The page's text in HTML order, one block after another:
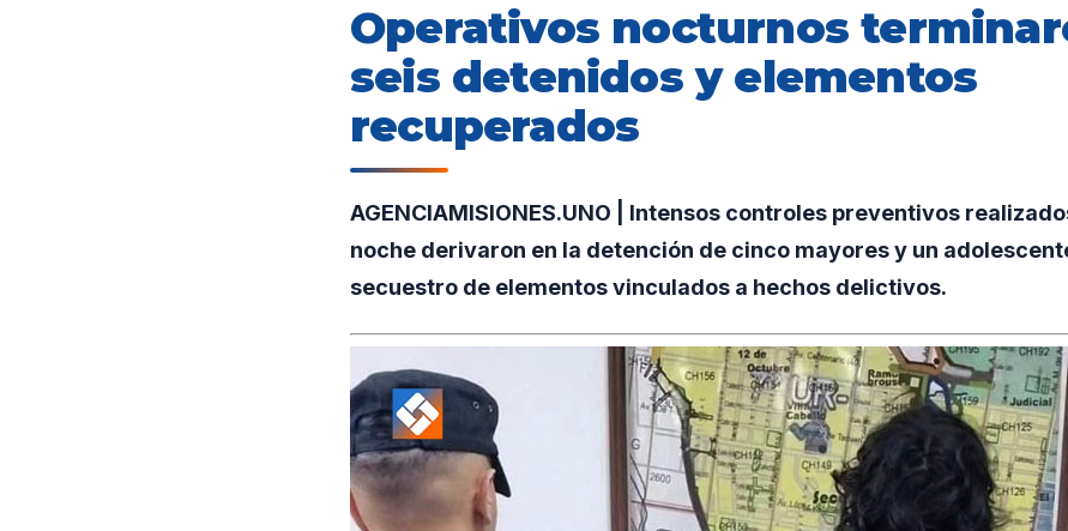
Operativos nocturnos
seis detenidos y elementos
recuperados
AGENCIAMISIONES.UNO | Intensos controles preventivos
noche derivaron en la detención de cinco mayores y un
secuestro de elementos vinculados a hechos delictivos.